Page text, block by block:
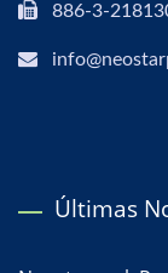
886-3-
Últimas